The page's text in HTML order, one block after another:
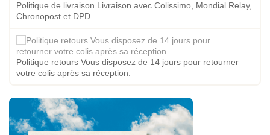
Politique de livraison Livraison avec Colissimo, Mondial Relay,
Chronopost et DPD.
Politique retours Vous disposez de 14 jours pour retourner
votre colis après sa réception.